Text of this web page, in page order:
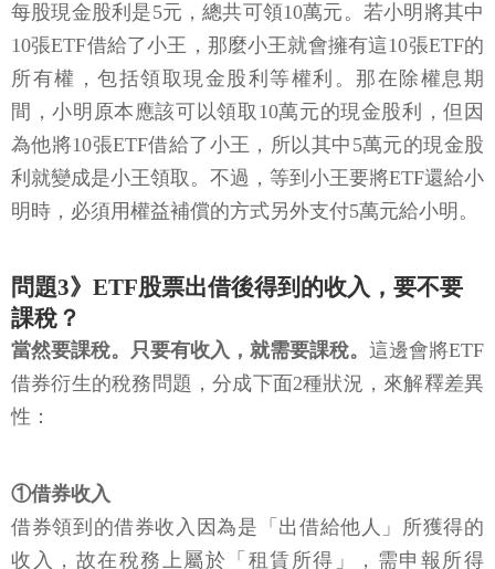
每股現金股利是5元，總共可領10萬元。若小明將其中
10張ETF借給了小王，那麼小王就會擁有這10張ETF的
所有權，包括領取現金股利等權利。那在除權息期
間，小明原本應該可以領取10萬元的現金股利，但因
為他將10張ETF借給了小王，所以其中5萬元的現金股
利就變成是小王領取。不過，等到小王要將ETF還給小
明時，必須用權益補償的方式另外支付5萬元給小明。
問題3》ETF股票出借後得到的收入，要不要
課稅？
當然要課稅。只要有收入，就需要課稅。 這邊會將ETF
借券衍生的稅務問題，分成下面2種狀況，來解釋差異
性：
①借券收入
借券領到的借券收入因為是「出借給他人」所獲得的
收入，故在稅務上屬於「租賃所得」，需申報所得